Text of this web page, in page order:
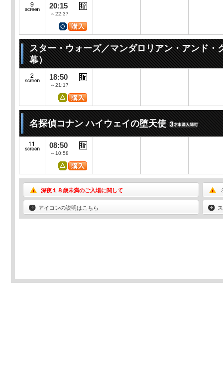
20:15
～22:37
スター・ウォーズ／マンダロリアン・アンド・
幕）
18:50
～21:17
名探偵コナン ハイウェイの堕天使
08:50
～10:58
深夜１８歳未満のご入場に関して
アイコンの説明はこちら